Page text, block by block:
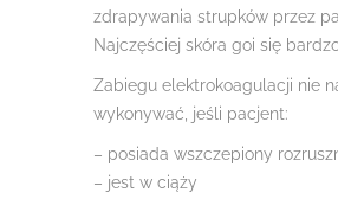
zdrapywania strupków przez
Najczęściej skóra goi się
Zabiegu elektrokoagulacji nie
wykonywać, jeśli pacjent:
– posiada wszczepiony
– jest w ciąży